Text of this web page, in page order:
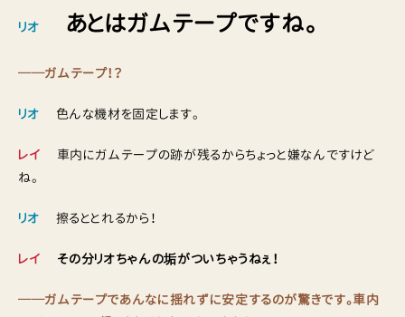
リオ あとはガムテープですね。
──ガムテープ！？
リオ 色んな機材を固定します。
レイ 車内にガムテープの跡が残るからちょっと嫌なんですけど
ね。
リオ 擦るととれるから！
レイ その分リオちゃんの垢がついちゃうねぇ！
──ガムテープであんなに揺れずに安定するのが驚きです。車内